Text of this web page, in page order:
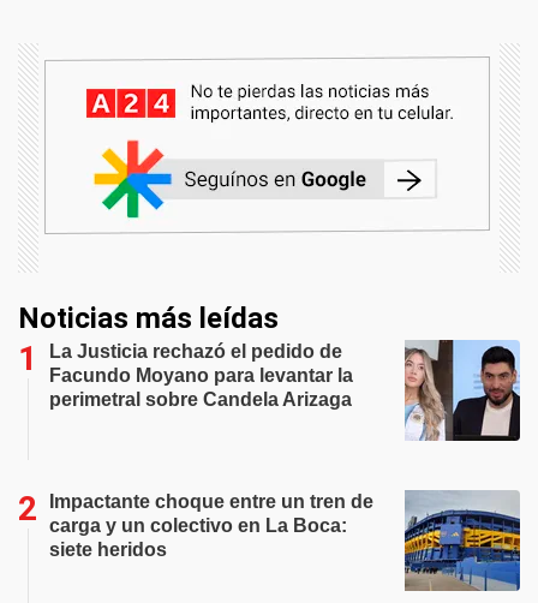
Noticias más leídas
La Justicia rechazó el pedido de
Facundo Moyano para levantar la
perimetral sobre Candela Arizaga
Impactante choque entre un tren de
carga y un colectivo en La Boca:
siete heridos